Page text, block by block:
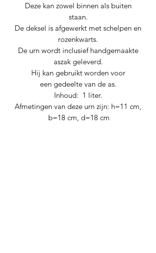
Deze kan zowel binnen als buiten
staan.
De deksel is afgewerkt met schelpen en
rozenkwarts.
De urn wordt inclusief handgemaakte
aszak geleverd.
Hij kan gebruikt worden voor
een gedeelte van de as.
Inhoud: 1 liter.
Afmetingen van deze urn zijn: h=11 cm,
b=18 cm, d=18 cm